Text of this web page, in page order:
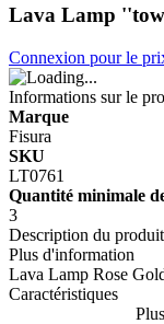
Lava Lamp
Connexion pour le
Informations sur le
Marque
Fisura
SKU
LT0761
Quantité minimale
3
Description du produit
Plus d'information
Lava Lamp Rose
Caractéristiques